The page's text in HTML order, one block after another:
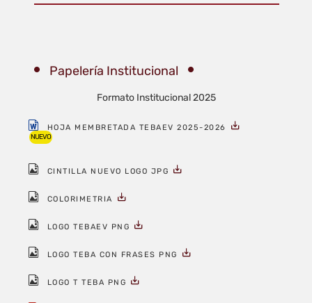
Papelería Institucional
Formato Institucional 2025
HOJA MEMBRETADA TEBAEV 2025-2026
NUEVO
CINTILLA NUEVO LOGO JPG
COLORIMETRIA
LOGO TEBAEV PNG
LOGO TEBA CON FRASES PNG
LOGO T TEBA PNG